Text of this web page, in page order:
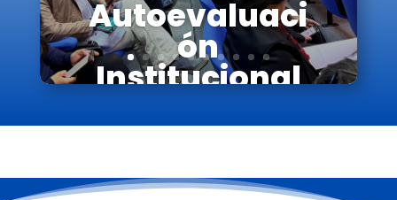
Autoevaluaci
ón
Institucional